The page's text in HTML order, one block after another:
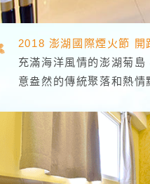
2018 澎湖國際煙火節
充滿海洋風情的澎湖菊
意盎然的傳統聚落和熱